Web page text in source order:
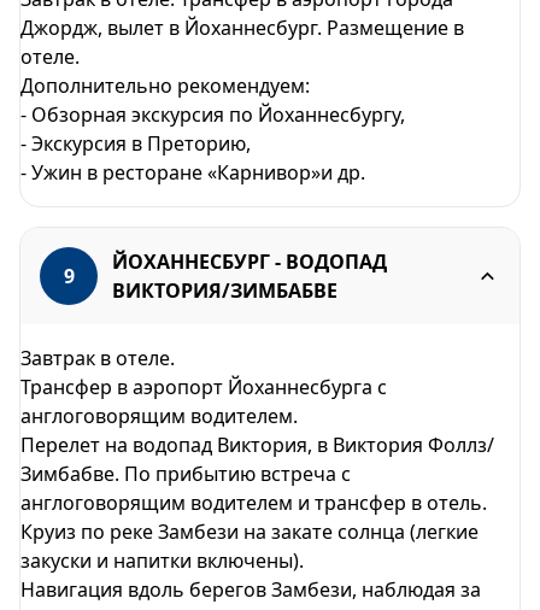
Джордж, вылет в Йоханнесбург. Размещение в
отеле.
Дополнительно рекомендуем:
- Обзорная экскурсия по Йоханнесбургу,
- Экскурсия в Преторию,
- Ужин в ресторане «Карнивор»и др.
9
ЙОХАННЕСБУРГ - ВОДОПАД
ВИКТОРИЯ/ЗИМБАБВЕ
Завтрак в отеле.
Трансфер в аэропорт Йоханнесбурга с
англоговорящим водителем.
Перелет на водопад Виктория, в Виктория Фоллз/
Зимбабве. По прибытию встреча с
англоговорящим водителем и трансфер в отель.
Круиз по реке Замбези на закате солнца (легкие
закуски и напитки включены).
Навигация вдоль берегов Замбези, наблюдая за